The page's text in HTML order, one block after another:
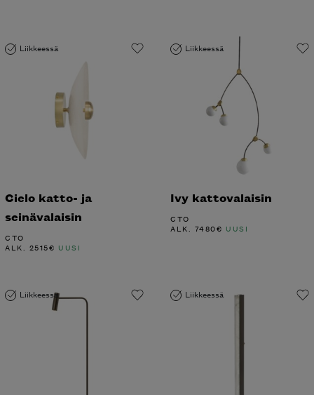
Liikkeessä
Cielo katto- ja
seinävalaisin
CTO
ALK. 2515€ UUSI
Liikkeessä
Ivy kattovalaisin
CTO
ALK. 7480€ UUSI
Liikkeessä Liikkeessä